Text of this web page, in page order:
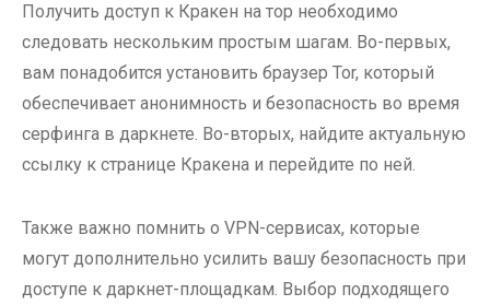
Получить доступ к Кракен на тор необходимо
следовать нескольким простым шагам. Во-первых,
вам понадобится установить браузер Tor, который
обеспечивает анонимность и безопасность во время
серфинга в даркнете. Во-вторых, найдите актуальную
ссылку к странице Кракена и перейдите по ней.
Также важно помнить о VPN-сервисах, которые
могут дополнительно усилить вашу безопасность при
доступе к даркнет-площадкам. Выбор подходящего